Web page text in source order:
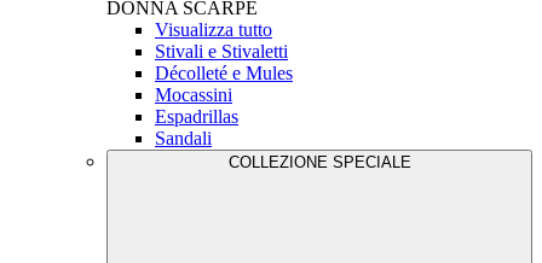
DONNA SCARPE
Visualizza tutto
Stivali e Stivaletti
Décolleté e Mules
Mocassini
Espadrillas
Sandali
COLLEZIONE SPECIALE